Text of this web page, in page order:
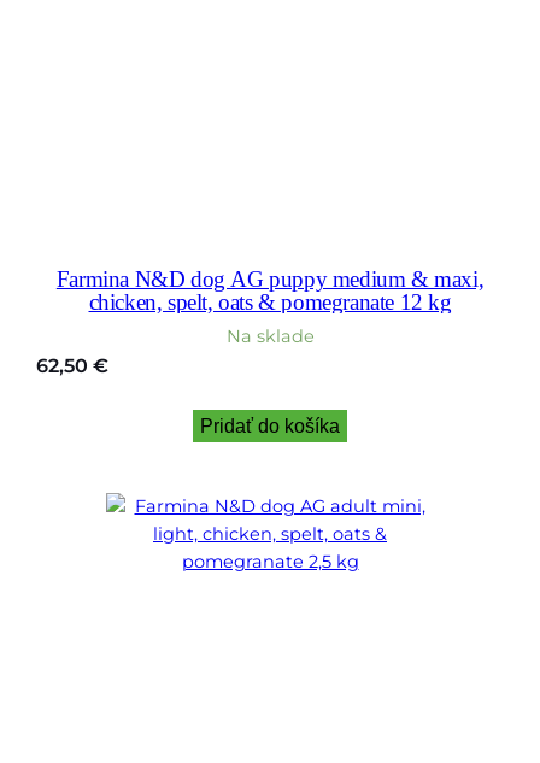
Farmina N&D dog AG puppy medium & maxi,
chicken, spelt, oats & pomegranate 12 kg
Na sklade
62,50 €
Pridať do košíka